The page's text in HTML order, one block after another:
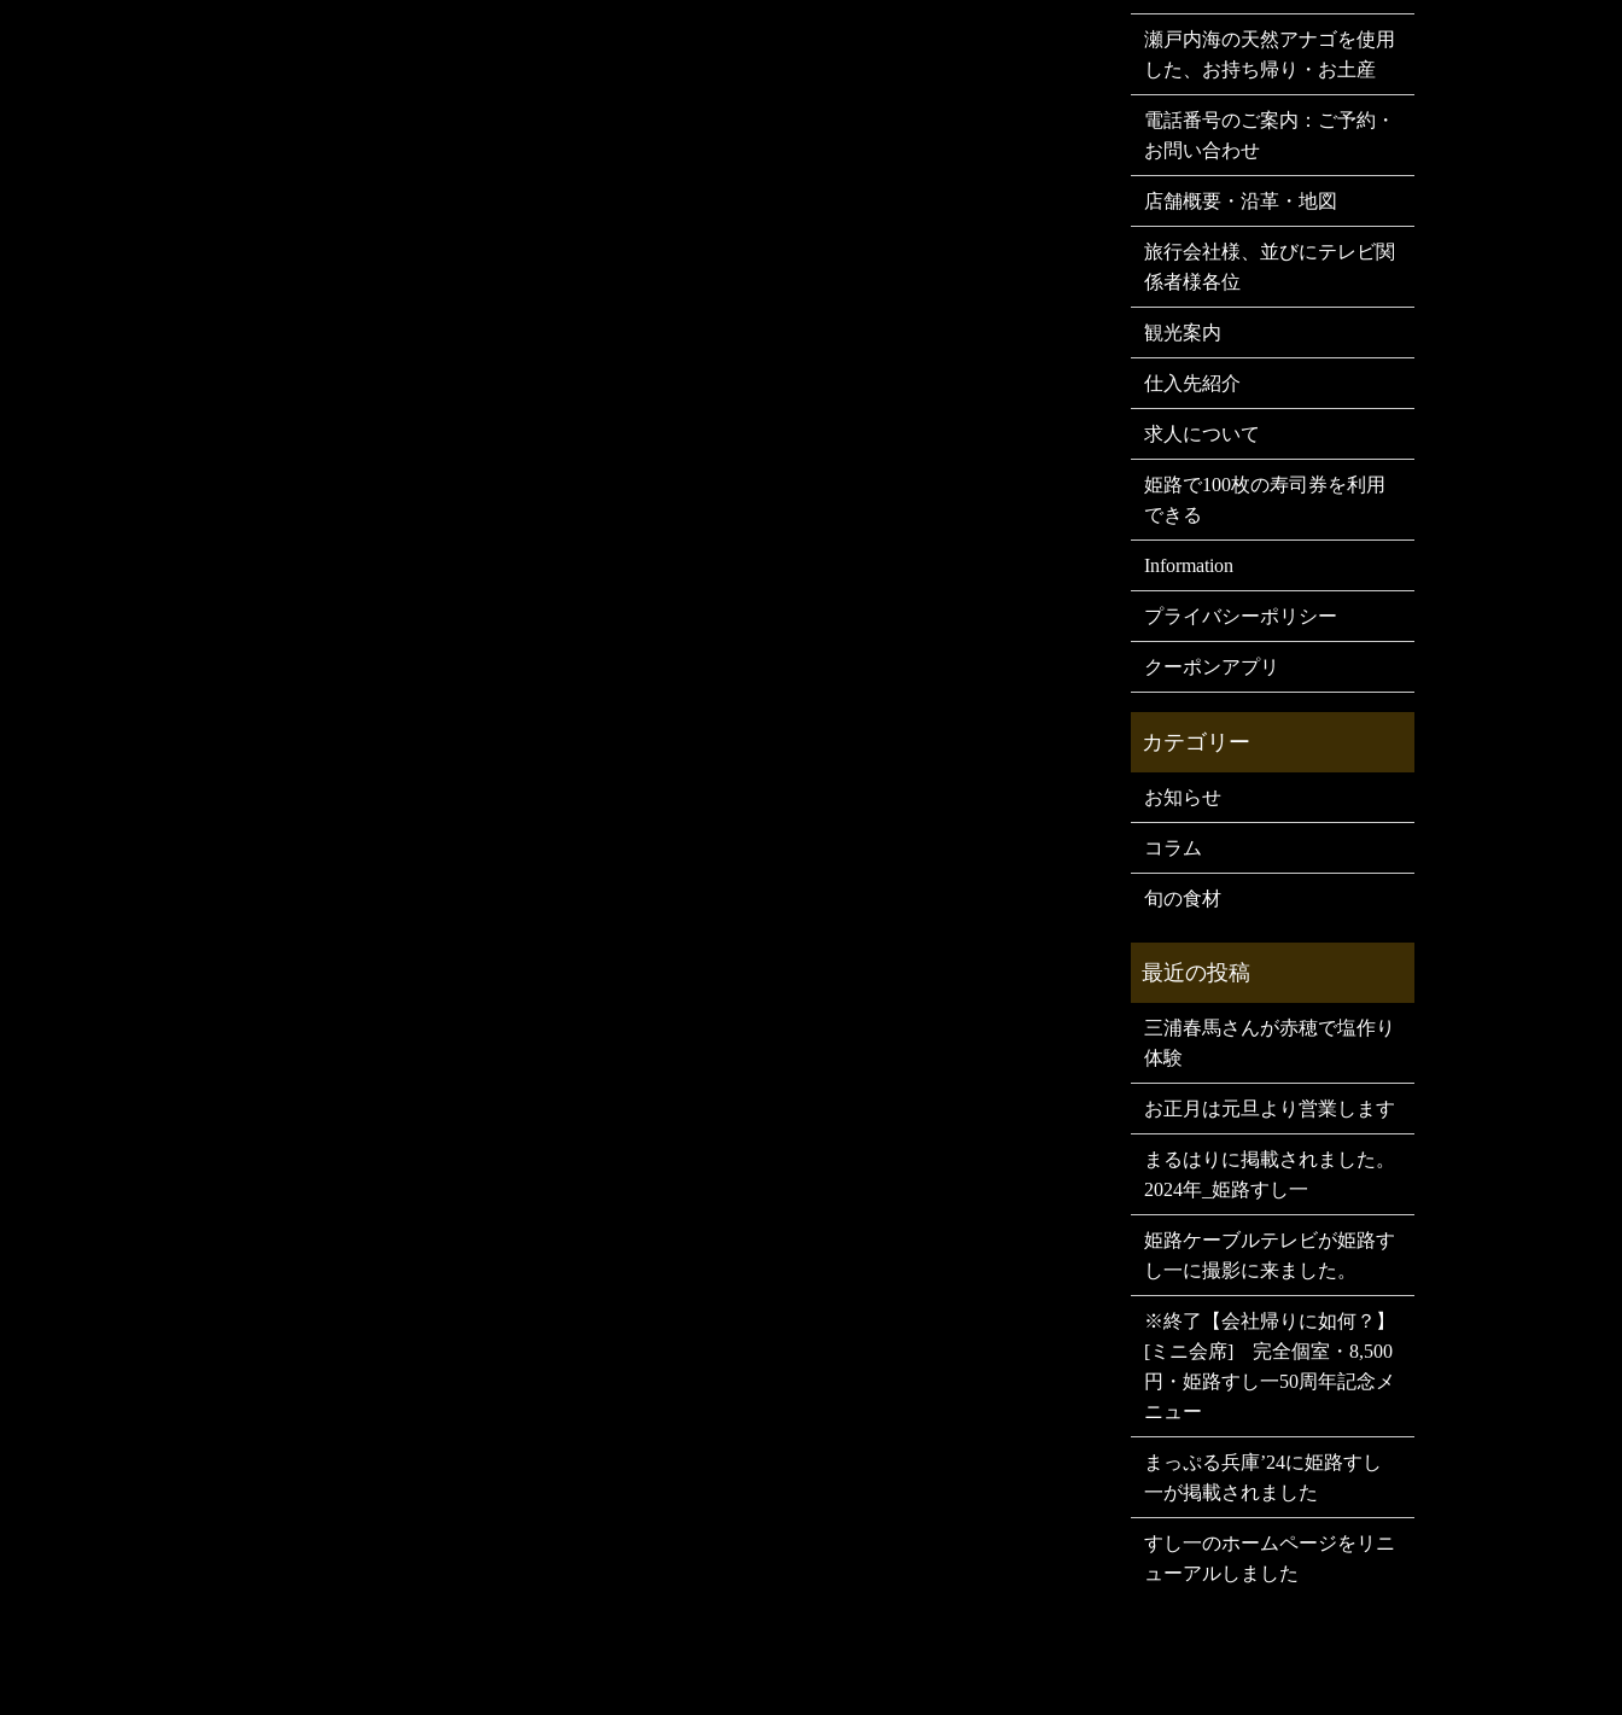
瀬戸内海の天然アナゴを使用
した、お持ち帰り・お土産
電話番号のご案内：ご予約・
お問い合わせ
店舗概要・沿革・地図
旅行会社様、並びにテレビ関
係者様各位
観光案内
仕入先紹介
求人について
姫路で100枚の寿司券を利用
できる
Information
プライバシーポリシー
クーポンアプリ
お知らせ
コラム
旬の食材
三浦春馬さんが赤穂で塩作り
体験
お正月は元旦より営業します
まるはりに掲載されました。
2024年_姫路すし一
姫路ケーブルテレビが姫路す
し一に撮影に来ました。
※終了【会社帰りに如何？】
[ミニ会席] 完全個室・8,500
円・姫路すし一50周年記念メ
ニュー
まっぷる兵庫’24に姫路すし
一が掲載されました
すし一のホームページをリニ
ューアルしました